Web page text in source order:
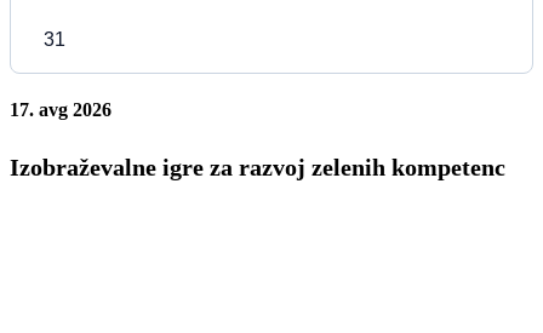
31
17. avg 2026
Izobraževalne igre za razvoj zelenih kompetenc